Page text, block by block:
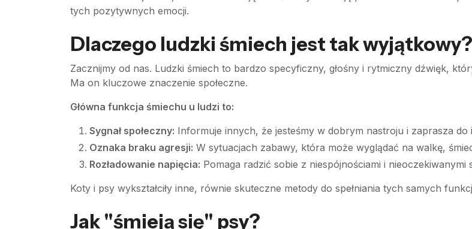
tych pozytywnych emocji.
Dlaczego ludzki śmiech jest tak wyjątkowy?
Zacznijmy od nas. Ludzki śmiech to bardzo specyficzny, głośny i rytmiczny dźwięk,
Ma on kluczowe znaczenie społeczne.
Główna funkcja śmiechu u ludzi to:
Sygnał społeczny: Informuje innych, że jesteśmy w dobrym nastroju i zaprasza do
Oznaka braku agresji: W sytuacjach zabawy, która może wyglądać na walkę,
Rozładowanie napięcia: Pomaga radzić sobie z niespójnościami i nieoczekiwanymi
Koty i psy wykształciły inne, równie skuteczne metody do spełniania tych samych
Jak "śmieją się" psy?